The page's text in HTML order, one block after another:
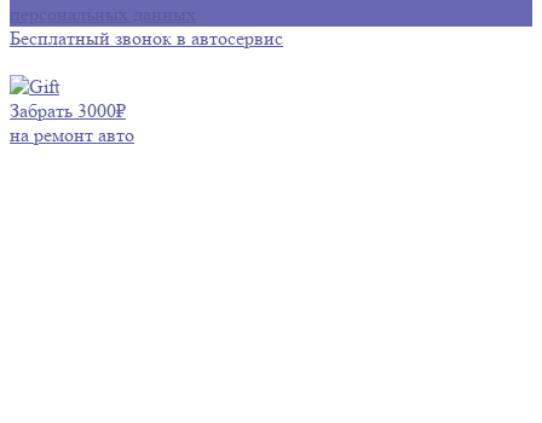
Бесплатный звонок в автосервис
Забрать 3000₽
на ремонт авто